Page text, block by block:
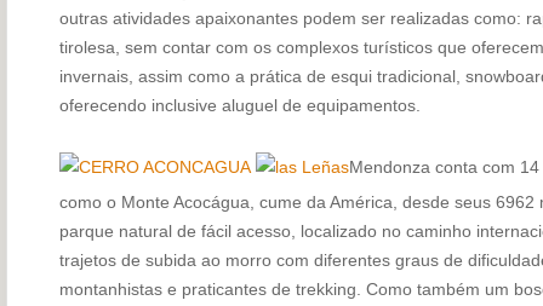
outras atividades apaixonantes podem ser realizadas como:
tirolesa, sem contar com os complexos turísticos que
invernais, assim como a prática de esqui tradicional,
oferecendo inclusive aluguel de equipamentos.
Mendonza conta com
como o Monte Acocágua, cume da América, desde seus
parque natural de fácil acesso, localizado no caminho
trajetos de subida ao morro com diferentes graus de
montanhistas e praticantes de trekking. Como também um